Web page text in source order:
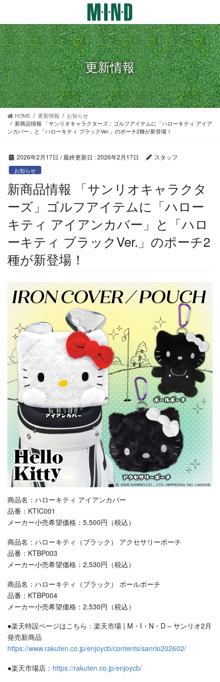
テ
ン
ツ
に
移
動
ゲ
ー
シ
ョ
ン
に
移
動
更新情報
HOME 更新情報
お知らせ
新商品情報 「サンリオキャラクターズ」ゴルフアイテムに「ハローキティ アイア
ンカバー」と「ハローキティ ブラックVer.」のポーチ2種が新登場！
2026年2月17日 / 最終更新日 :2026年2月17日 スタッフ
お知らせ
新商品情報 「サンリオキャラクタ
ーズ」ゴルフアイテムに「ハロー
キティ アイアンカバー」と「ハロ
ーキティ ブラックVer.」のポーチ2
種が新登場！
商品名：ハローキティ アイアンカバー
品番：KTIC001
メーカー小売希望価格：5,500円（税込）
商品名：ハローキティ（ブラック） アクセサリーポーチ
品番：KTBP003
メーカー小売希望価格：2,530円（税込）
商品名：ハローキティ（ブラック） ボールポーチ
品番：KTBP004
メーカー小売希望価格：2,530円（税込）
●楽天特設ページはこちら：楽天市場 | M・I・N・D – サンリオ2月
発売新商品
https://www.rakuten.co.jp/enjoycb/contents/sanrio202602/
●楽天市場店： https://rakuten.co.jp/enjoycb/